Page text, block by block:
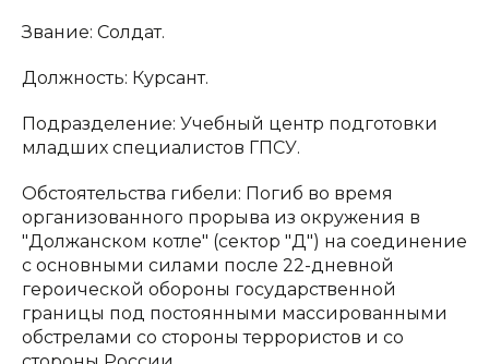
Звание: Солдат.
Должность: Курсант.
Подразделение: Учебный центр подготовки
младших специалистов ГПСУ.
Обстоятельства гибели: Погиб во время
организованного прорыва из окружения в
"Должанском котле" (сектор "Д") на соединение
с основными силами после 22-дневной
героической обороны государственной
границы под постоянными массированными
обстрелами со стороны террористов и со